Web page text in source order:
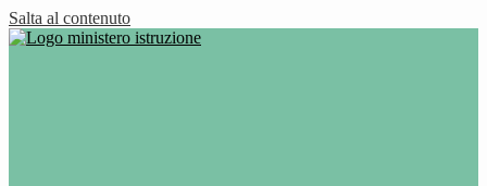
Salta al contenuto